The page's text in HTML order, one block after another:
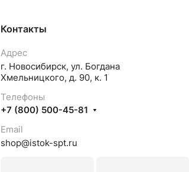
Контакты
Адрес
г. Новосибирск, ул. Богдана
Хмельницкого, д. 90, к. 1
Телефоны
+7 (800) 500-45-81
Email
shop@istok-spt.ru